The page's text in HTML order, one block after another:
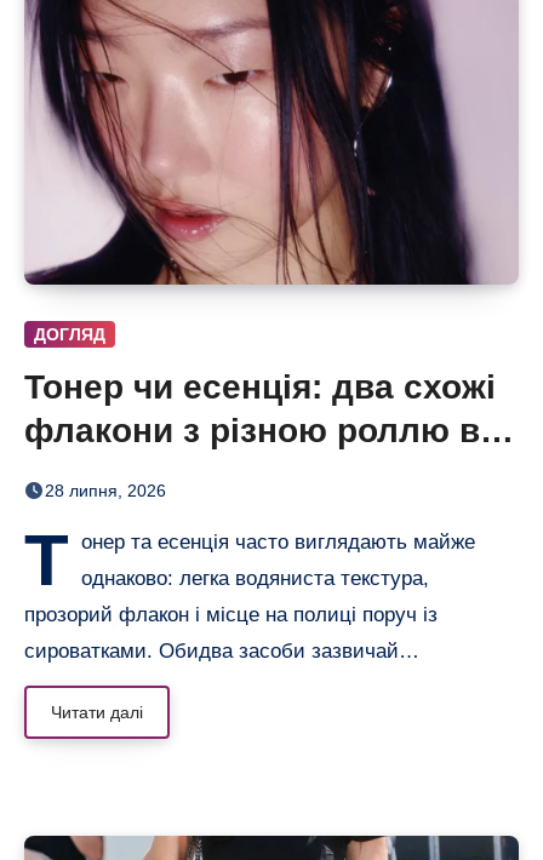
ДОГЛЯД
Тонер чи есенція: два схожі
флакони з різною роллю в
догляді
28 липня, 2026
Т онер та есенція часто виглядають майже
однаково: легка водяниста текстура,
прозорий флакон і місце на полиці поруч із
сироватками. Обидва засоби зазвичай…
Читати далі